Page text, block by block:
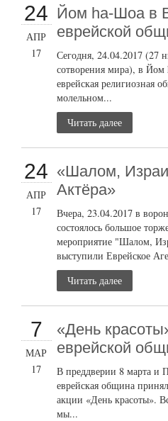
24
АПР
17
Йом ha-Шоа в
еврейской
Сегодня, 24.04.2017 (27
сотворения мира), в
еврейская религиозная
молельном...
Читать далее
24
АПР
17
«Шалом,
Актёра»
Вчера, 23.04.2017 в
состоялось большое
мероприятие "Шалом,
выступили Еврейское
Читать далее
7
МАР
17
«День
еврейской
В преддверии 8 марта и
еврейская община
акции «День красоты».
мы...